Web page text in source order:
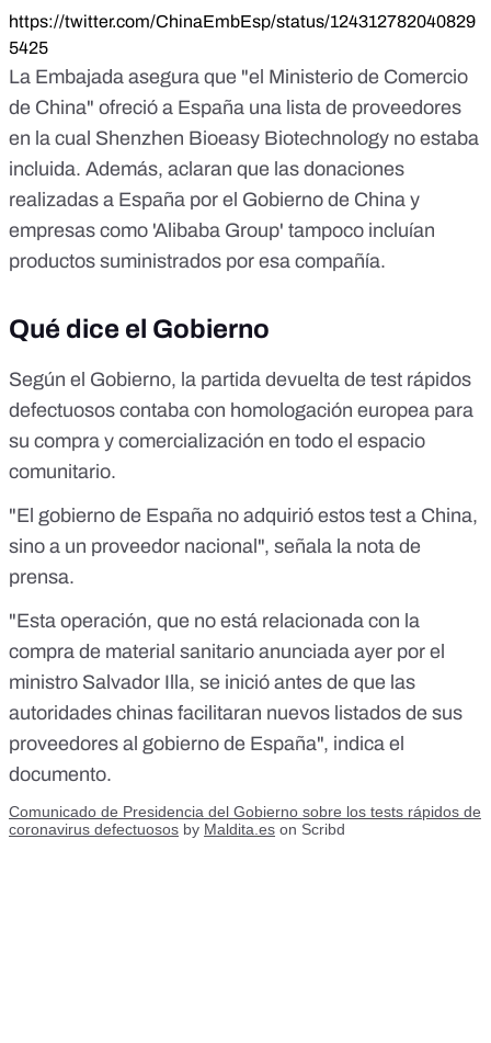
https://twitter.com/ChinaEmbEsp/status/124312782040829
5425
La Embajada asegura que "el Ministerio de Comercio
de China" ofreció a España una lista de proveedores
en la cual Shenzhen Bioeasy Biotechnology no estaba
incluida. Además, aclaran que las donaciones
realizadas a España por el Gobierno de China y
empresas como 'Alibaba Group' tampoco incluían
productos suministrados por esa compañía.
Qué dice el Gobierno
Según el Gobierno, la partida devuelta de test rápidos
defectuosos contaba con homologación europea para
su compra y comercialización en todo el espacio
comunitario.
"El gobierno de España no adquirió estos test a China,
sino a un proveedor nacional", señala la nota de
prensa.
"Esta operación, que no está relacionada con la
compra de material sanitario anunciada ayer por el
ministro Salvador Illa, se inició antes de que las
autoridades chinas facilitaran nuevos listados de sus
proveedores al gobierno de España", indica el
documento.
Comunicado de Presidencia del Gobierno sobre los tests rápidos de
coronavirus defectuosos by Maldita.es on Scribd